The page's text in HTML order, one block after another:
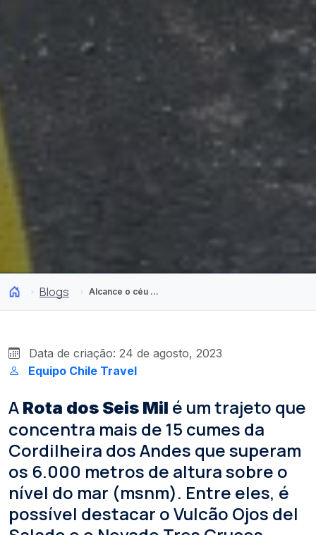
Blogs Alcance o céu na Rota dos Seis Mil da região de Atacama
Data de criação: 24 de agosto, 2023
Equipo Chile Travel
A Rota dos Seis Mil é um trajeto que
concentra mais de 15 cumes da
Cordilheira dos Andes que superam
os 6.000 metros de altura sobre o
nível do mar (msnm). Entre eles, é
possível destacar o Vulcão Ojos del